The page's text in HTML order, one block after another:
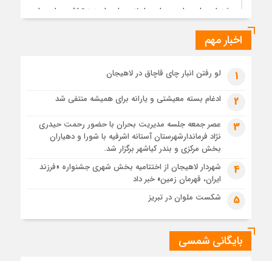
جشنواره ملی چای، حمایت از لاهیجان یا هزینه‌تراشی برای چای
3 هفته قبل
3 هفته قبل
رئوف
تصاویر هوایی مراسم تشییع پیکر مطهر آقای شهید ایران – مشهد
مراسم تشییع پیکر مطهر آقای شهید ایران – مشهد
تصاویری از تراکم جمعیت حاضر در میدان ثورهالعشرین نجف
اشرف
اخبار مهم
1 لو رفتن انبار چای قاچاق در لاهیجان
2 ادغام بسته معیشتی و یارانه برای همیشه منتفی شد
3
عصر جمعه جلسه مدیریت بحران با حضور رحمت حیدری
نژاد فرماندارشهرستان آستانه اشرفیه با شورا و دهیاران
بخش مرکزی و بندر کیاشهر برگزار شد.
4
شهردار لاهیجان از اختتامیه بخش شهری جشنواره «فرزند
ایران، قهرمان زمین» خبر داد
5 شکست ملوان در تبریز
بایگانی شمسی